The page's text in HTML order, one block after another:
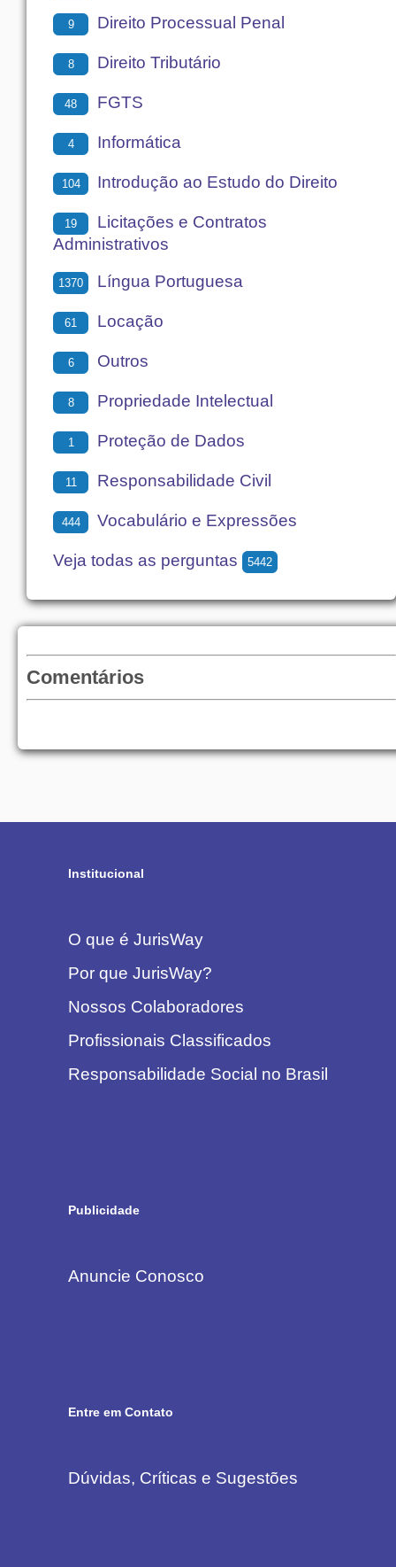
9 Direito Processual Penal
8 Direito Tributário
48 FGTS
4 Informática
104 Introdução ao Estudo do Direito
19
Licitações e Contratos
Administrativos
1370 Língua Portuguesa
61 Locação
6 Outros
8 Propriedade Intelectual
1 Proteção de Dados
11 Responsabilidade Civil
444 Vocabulário e Expressões
Veja todas as perguntas 5442
Comentários
Institucional
O que é JurisWay
Por que JurisWay?
Nossos Colaboradores
Profissionais Classificados
Responsabilidade Social no Brasil
Publicidade
Anuncie Conosco
Entre em Contato
Dúvidas, Críticas e Sugestões